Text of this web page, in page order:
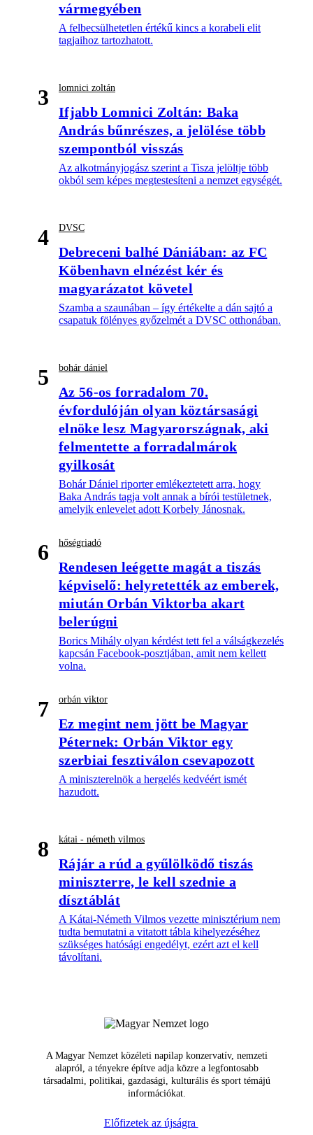
vármegyében
A felbecsülhetetlen értékű kincs a korabeli elit
tagjaihoz tartozhatott.
3 lomnici zoltán
Ifjabb Lomnici Zoltán: Baka
András bűnrészes, a jelölése több
szempontból visszás
Az alkotmányjogász szerint a Tisza jelöltje több
okból sem képes megtestesíteni a nemzet egységét.
4 DVSC
Debreceni balhé Dániában: az FC
Köbenhavn elnézést kér és
magyarázatot követel
Szamba a szaunában – így értékelte a dán sajtó a
csapatuk fölényes győzelmét a DVSC otthonában.
5 bohár dániel
Az 56-os forradalom 70.
évfordulóján olyan köztársasági
elnöke lesz Magyarországnak, aki
felmentette a forradalmárok
gyilkosát
Bohár Dániel riporter emlékeztetett arra, hogy
Baka András tagja volt annak a bírói testületnek,
amelyik enlevelet adott Korbely Jánosnak.
6 hőségriadó
Rendesen leégette magát a tiszás
képviselő: helyretették az emberek,
miután Orbán Viktorba akart
belerúgni
Borics Mihály olyan kérdést tett fel a válságkezelés
kapcsán Facebook-posztjában, amit nem kellett
volna.
7 orbán viktor
Ez megint nem jött be Magyar
Péternek: Orbán Viktor egy
szerbiai fesztiválon csevapozott
A miniszterelnök a hergelés kedvéért ismét
hazudott.
8 kátai - németh vilmos
Rájár a rúd a gyűlölködő tiszás
miniszterre, le kell szednie a
dísztáblát
A Kátai-Németh Vilmos vezette minisztérium nem
tudta bemutatni a vitatott tábla kihelyezéséhez
szükséges hatósági engedélyt, ezért azt el kell
távolítani.
A Magyar Nemzet közéleti napilap konzervatív, nemzeti
alapról, a tényekre építve adja közre a legfontosabb
társadalmi, politikai, gazdasági, kulturális és sport témájú
információkat.
Előfizetek az újságra